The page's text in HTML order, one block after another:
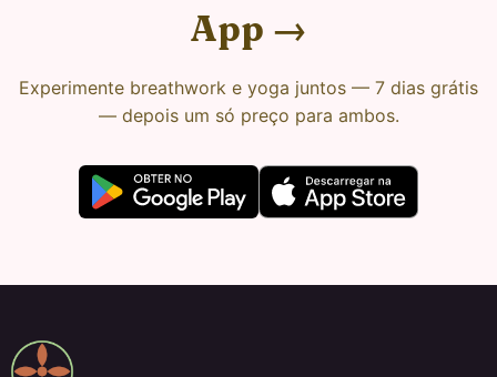
App →
Experimente breathwork e yoga juntos — 7 dias grátis
— depois um só preço para ambos.